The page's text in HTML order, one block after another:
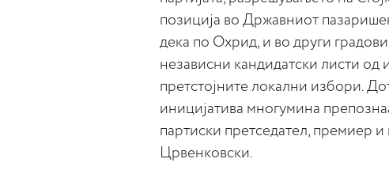
позиција во Државниот
дека по Охрид, и во други
независни кандидатски листи
претстојните локални избори.
иницијатива многумина
партиски претседател, премиер
Црвенковски.